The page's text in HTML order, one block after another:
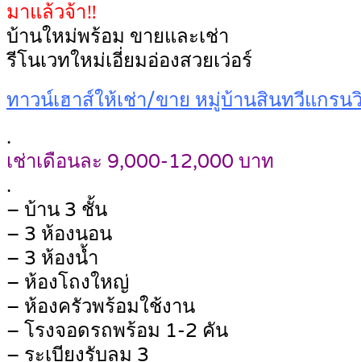
มาแล้วจ้า‼️
บ้านใหม่พร้อม ขายและเช่า
รีโนเวทใหม่เอี่ยมอ่องสวยเว่อร์
ทาวน์เฮาส์ให้เช่า/ขาย หมู่บ้านสินทวีแกรน
.
เช่าเดือนละ 9,000-12,000 บาท
.
– บ้าน 3 ชั้น
– 3 ห้องนอน
– 3 ห้องน้ำ
– ห้องโถงใหญ่
– ห้องครัวพร้อมใช้งาน
– โรงจอดรถพร้อม 1-2 คัน
– ระเบียงรับลม 3